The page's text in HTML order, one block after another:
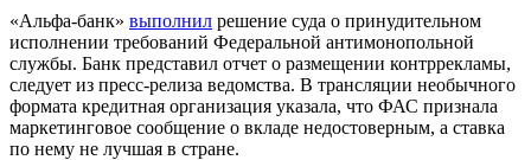
«Альфа-банк» выполнил решение суда о принудительном
исполнении требований Федеральной антимонопольной
службы. Банк представил отчет о размещении контррекламы,
следует из пресс-релиза ведомства. В трансляции необычного
формата кредитная организация указала, что ФАС признала
маркетинговое сообщение о вкладе недостоверным, а ставка
по нему не лучшая в стране.